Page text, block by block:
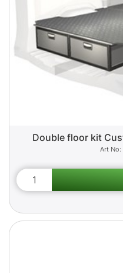
Double floor kit